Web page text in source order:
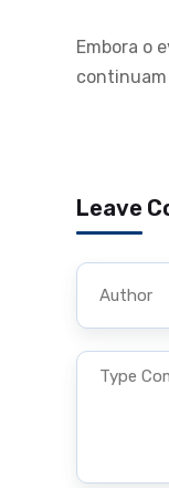
Embora o
continuam
Leave